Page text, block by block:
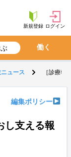
新規登録 ログイン
働く
ュース ［診療
編集ポリシー
し支える報